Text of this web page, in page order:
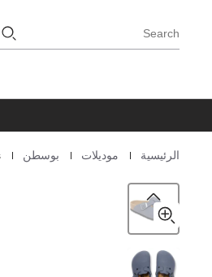
Search
Homepage الرئيسية موديلات بوسطن